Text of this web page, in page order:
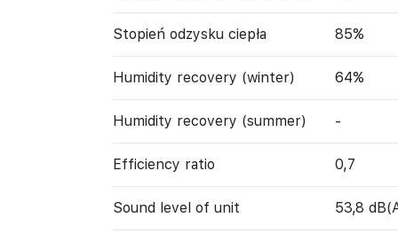
Stopień odzysku ciepła 85%
Humidity recovery (winter) 64%
Humidity recovery (summer) -
Efficiency ratio 0,7
Sound level of unit 53,8